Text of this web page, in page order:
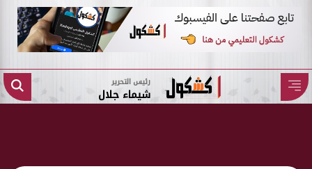
رئيس التحرير
شيماء جلال